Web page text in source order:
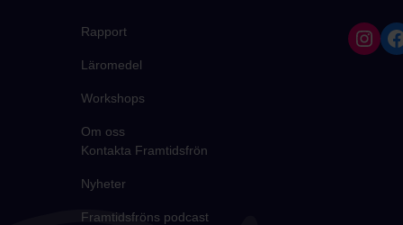
Rapport
Läromedel
Workshops
Om oss
Kontakta Framtidsfrön
Nyheter
Framtidsfröns podcast